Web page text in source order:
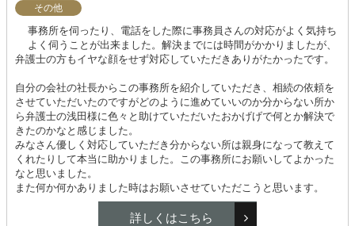
その他
事務所を伺ったり、電話をした際に事務員さんの対応がよく気持ち
よく伺うことが出来ました。解決までには時間がかかりましたが、
弁護士の方もイヤな顔をせず対応していただきありがたかったです。
自分の会社の社長からこの事務所を紹介していただき、相続の依頼を
させていただいたのですがどのように進めていいのか分からない所か
ら弁護士の浅田様に色々と助けていただいたおかげげで何とか解決で
きたのかなと感じました。
みなさん優しく対応していただき分からない所は親身になって教えて
くれたりして本当に助かりました。この事務所にお願いしてよかった
なと思いました。
また何か何かありました時はお願いさせていただこうと思います。
詳しくはこちら